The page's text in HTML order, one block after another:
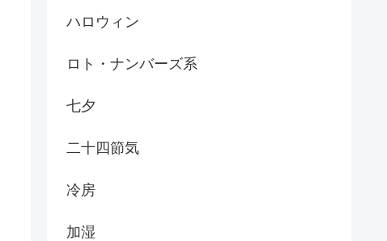
ハロウィン
ロト・ナンバーズ系
七夕
二十四節気
冷房
加湿